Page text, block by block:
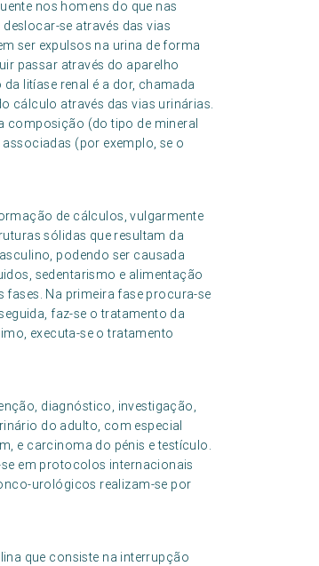
nos homens do que nas
se através das vias
ser expulsos na urina de forma
passar através do aparelho
litíase renal é a dor, chamada
cálculo através das vias urinárias.
composição (do tipo de mineral
(por exemplo, se o
de cálculos, vulgarmente
sólidas que resultam da
podendo ser causada
sedentarismo e alimentação
Na primeira fase procura-se
faz-se o tratamento da
executa-se o tratamento
diagnóstico, investigação,
do adulto, com especial
e carcinoma do pénis e testículo.
em protocolos internacionais
urológicos realizam-se por
que consiste na interrupção